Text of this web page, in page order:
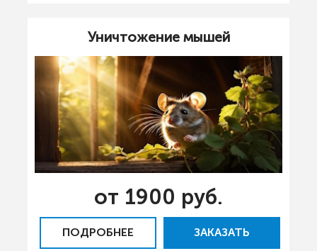
Уничтожение мышей
от 1900 руб.
ПОДРОБНЕЕ ЗАКАЗАТЬ